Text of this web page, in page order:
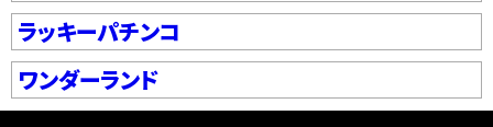
ラッキーパチンコ
ワンダーランド